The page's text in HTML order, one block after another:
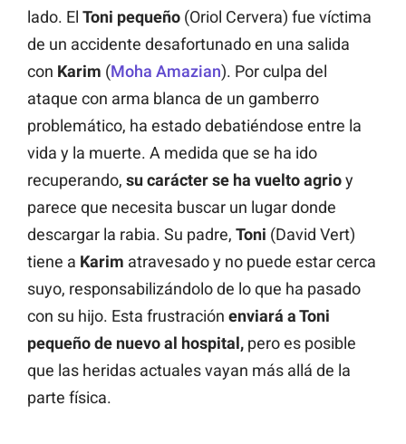
lado. El Toni pequeño (Oriol Cervera) fue víctima
de un accidente desafortunado en una salida
con Karim (Moha Amazian). Por culpa del
ataque con arma blanca de un gamberro
problemático, ha estado debatiéndose entre la
vida y la muerte. A medida que se ha ido
recuperando, su carácter se ha vuelto agrioy
parece que necesita buscar un lugar donde
descargar la rabia. Su padre, Toni (David Vert)
tiene a Karim atravesado y no puede estar cerca
suyo, responsabilizándolo de lo que ha pasado
con su hijo. Esta frustración enviará a Toni
pequeño de nuevo al hospital, pero es posible
que las heridas actuales vayan más allá de la
parte física.